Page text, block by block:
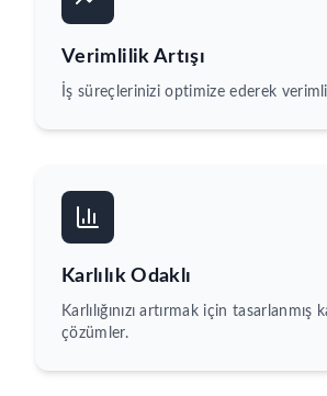
Verimlilik Artışı
İş süreçlerinizi optimize ederek
Karlılık Odaklı
Karlılığınızı artırmak için tasarlanmış
çözümler.